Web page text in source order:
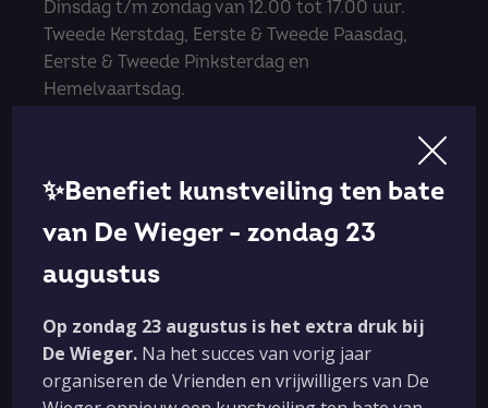
Dinsdag t/m zondag van 12.00 tot 17.00 uur.
Tweede Kerstdag, Eerste & Tweede Paasdag,
Eerste & Tweede Pinksterdag en
Hemelvaartsdag.
Nieuwjaarsdag, Carnavalszondag- en dinsdag,
Koningsdag, 24 december, Eerste Kerstdag,
Oudjaarsdag.
Praktisch
ANBI-status, beleidsplan en jaarverslagen
✨Benefiet kunstveiling ten bate
van De Wieger - zondag 23
augustus
Op zondag 23 augustus is het extra druk bij
De Wieger. Na het succes van vorig jaar
organiseren de Vrienden en vrijwilligers van De